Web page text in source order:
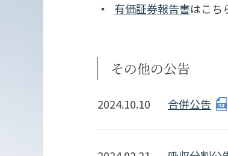
有価証券報告書はこち
その他の公告
2024.10.10 合併公告